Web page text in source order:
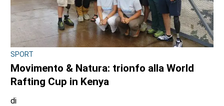
SPORT
Movimento & Natura: trionfo alla World
Rafting Cup in Kenya
di